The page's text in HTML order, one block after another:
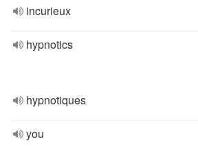
incurieux
hypnotics
hypnotiques
you